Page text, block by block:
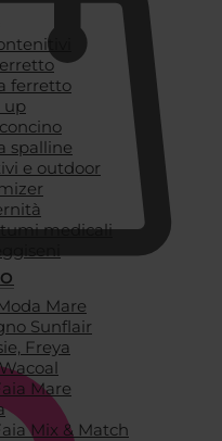
ferretto
up
spalline
e outdoor
medicali
Mare
Sunflair
Freya
Mare
Mix & Match